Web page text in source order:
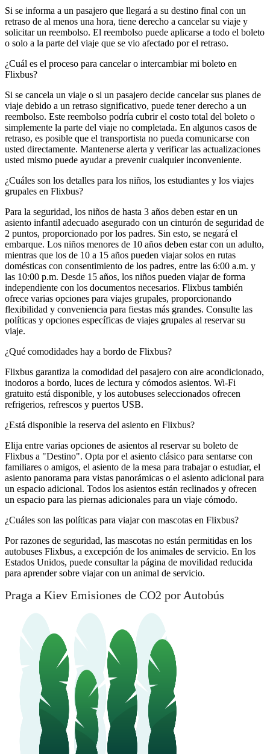
Si se informa a un pasajero que llegará a su destino final con un
retraso de al menos una hora, tiene derecho a cancelar su viaje y
solicitar un reembolso. El reembolso puede aplicarse a todo el boleto
o solo a la parte del viaje que se vio afectado por el retraso.
¿Cuál es el proceso para cancelar o intercambiar mi boleto en
Flixbus?
Si se cancela un viaje o si un pasajero decide cancelar sus planes de
viaje debido a un retraso significativo, puede tener derecho a un
reembolso. Este reembolso podría cubrir el costo total del boleto o
simplemente la parte del viaje no completada. En algunos casos de
retraso, es posible que el transportista no pueda comunicarse con
usted directamente. Mantenerse alerta y verificar las actualizaciones
usted mismo puede ayudar a prevenir cualquier inconveniente.
¿Cuáles son los detalles para los niños, los estudiantes y los viajes
grupales en Flixbus?
Para la seguridad, los niños de hasta 3 años deben estar en un
asiento infantil adecuado asegurado con un cinturón de seguridad de
2 puntos, proporcionado por los padres. Sin esto, se negará el
embarque. Los niños menores de 10 años deben estar con un adulto,
mientras que los de 10 a 15 años pueden viajar solos en rutas
domésticas con consentimiento de los padres, entre las 6:00 a.m. y
las 10:00 p.m. Desde 15 años, los niños pueden viajar de forma
independiente con los documentos necesarios. Flixbus también
ofrece varias opciones para viajes grupales, proporcionando
flexibilidad y conveniencia para fiestas más grandes. Consulte las
políticas y opciones específicas de viajes grupales al reservar su
viaje.
¿Qué comodidades hay a bordo de Flixbus?
Flixbus garantiza la comodidad del pasajero con aire acondicionado,
inodoros a bordo, luces de lectura y cómodos asientos. Wi-Fi
gratuito está disponible, y los autobuses seleccionados ofrecen
refrigerios, refrescos y puertos USB.
¿Está disponible la reserva del asiento en Flixbus?
Elija entre varias opciones de asientos al reservar su boleto de
Flixbus a "Destino". Opta por el asiento clásico para sentarse con
familiares o amigos, el asiento de la mesa para trabajar o estudiar, el
asiento panorama para vistas panorámicas o el asiento adicional para
un espacio adicional. Todos los asientos están reclinados y ofrecen
un espacio para las piernas adicionales para un viaje cómodo.
¿Cuáles son las políticas para viajar con mascotas en Flixbus?
Por razones de seguridad, las mascotas no están permitidas en los
autobuses Flixbus, a excepción de los animales de servicio. En los
Estados Unidos, puede consultar la página de movilidad reducida
para aprender sobre viajar con un animal de servicio.
Praga a Kiev Emisiones de CO2 por Autobús